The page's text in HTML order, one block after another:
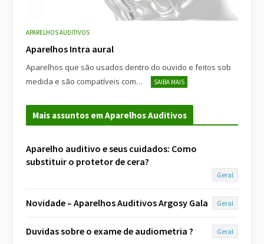
APARELHOS AUDITIVOS
Aparelhos Intra aural
Aparelhos que são usados dentro do ouvido e feitos sob
medida e são compatíveis com…
SAIBA MAIS
Mais assuntos em Aparelhos Auditivos
Aparelho auditivo e seus cuidados: Como
substituir o protetor de cera?
Geral
Novidade – Aparelhos Auditivos Argosy Gala Geral
Duvidas sobre o exame de audiometria ? Geral